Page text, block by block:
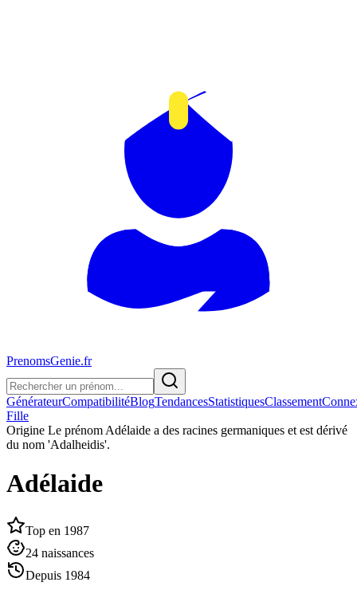
PrenomsGenie.fr
GénérateurCompatibilitéBlogTendancesStatistiquesClassement
Fille
Origine Le prénom Adélaide a des racines germaniques et est dérivé
du nom 'Adalheidis'.
Adélaide
Top en 1987
24 naissances
Depuis 1984